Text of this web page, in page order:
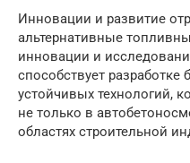
Инновации и развитие
альтернативные
инновации и
способствует
устойчивых технологий,
не только в
областях строительной